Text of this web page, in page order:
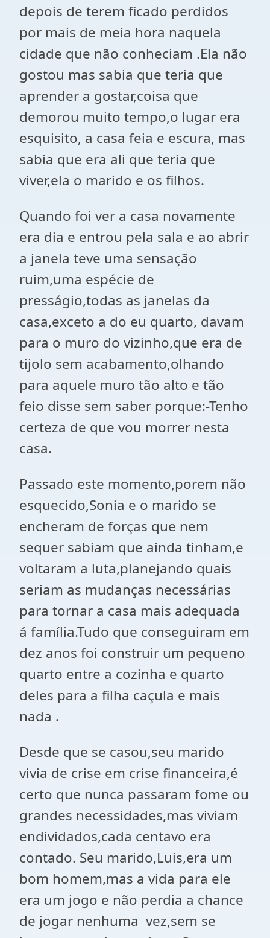
depois de terem ficado perdidos
por mais de meia hora naquela
cidade que não conheciam .Ela não
gostou mas sabia que teria que
aprender a gostar,coisa que
demorou muito tempo,o lugar era
esquisito, a casa feia e escura, mas
sabia que era ali que teria que
viver,ela o marido e os filhos.
Quando foi ver a casa novamente
era dia e entrou pela sala e ao abrir
a janela teve uma sensação
ruim,uma espécie de
presságio,todas as janelas da
casa,exceto a do eu quarto, davam
para o muro do vizinho,que era de
tijolo sem acabamento,olhando
para aquele muro tão alto e tão
feio disse sem saber porque:-Tenho
certeza de que vou morrer nesta
casa.
Passado este momento,porem não
esquecido,Sonia e o marido se
encheram de forças que nem
sequer sabiam que ainda tinham,e
voltaram a luta,planejando quais
seriam as mudanças necessárias
para tornar a casa mais adequada
á família.Tudo que conseguiram em
dez anos foi construir um pequeno
quarto entre a cozinha e quarto
deles para a filha caçula e mais
nada .
Desde que se casou,seu marido
vivia de crise em crise financeira,é
certo que nunca passaram fome ou
grandes necessidades,mas viviam
endividados,cada centavo era
contado. Seu marido,Luis,era um
bom homem,mas a vida para ele
era um jogo e não perdia a chance
de jogar nenhuma vez,sem se